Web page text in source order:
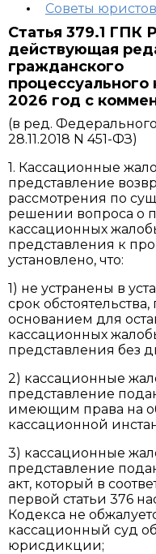
Советы юристов
Статья 379.1 ГПК
действующая
гражданского
процессуального
2026 год с
(в ред.
28.11.2018 N 451-ФЗ)
1. Кассационные
представление
рассмотрения по
решении вопроса о
кассационных
представления к
установлено, что:
1) не устранены в
срок
основанием для
кассационных
представления без
2) кассационные
представление
имеющим права на
кассационной
3) кассационные
представление
акт, который в
первой статьи 376
Кодекса не
кассационный суд
юрисдикции;